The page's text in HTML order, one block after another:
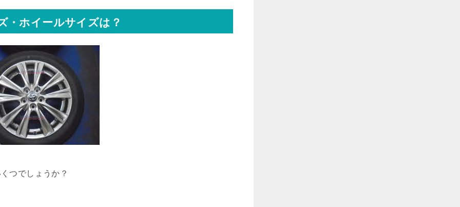
・ホイールサイズは？
つでしょうか？